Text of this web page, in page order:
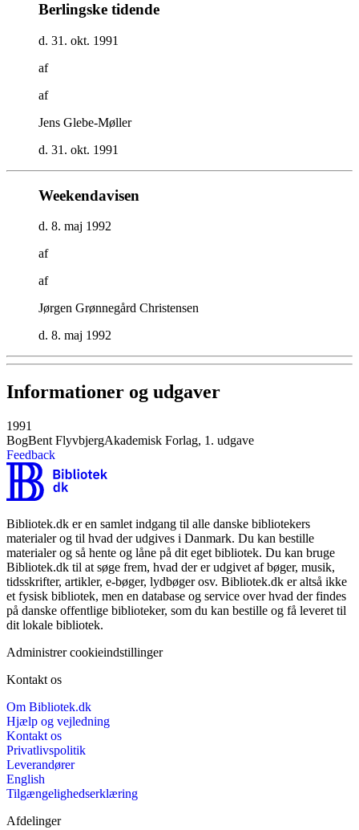
Berlingske tidende
d. 31. okt. 1991
af
af
Jens Glebe-Møller
d. 31. okt. 1991
Weekendavisen
d. 8. maj 1992
af
af
Jørgen Grønnegård Christensen
d. 8. maj 1992
Informationer og udgaver
1991
BogBent FlyvbjergAkademisk Forlag, 1. udgave
Feedback
Bibliotek.dk er en samlet indgang til alle danske bibliotekers
materialer og til hvad der udgives i Danmark. Du kan bestille
materialer og så hente og låne på dit eget bibliotek. Du kan bruge
Bibliotek.dk til at søge frem, hvad der er udgivet af bøger, musik,
tidsskrifter, artikler, e-bøger, lydbøger osv. Bibliotek.dk er altså ikke
et fysisk bibliotek, men en database og service over hvad der findes
på danske offentlige biblioteker, som du kan bestille og få leveret til
dit lokale bibliotek.
Administrer cookieindstillinger
Kontakt os
Om Bibliotek.dk
Hjælp og vejledning
Kontakt os
Privatlivspolitik
Leverandører
English
Tilgængelighedserklæring
Afdelinger